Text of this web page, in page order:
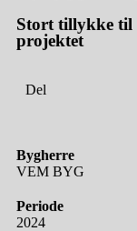
Stort tillykke til
projektet
Del
Bygherre
VEM BYG
Periode
2024